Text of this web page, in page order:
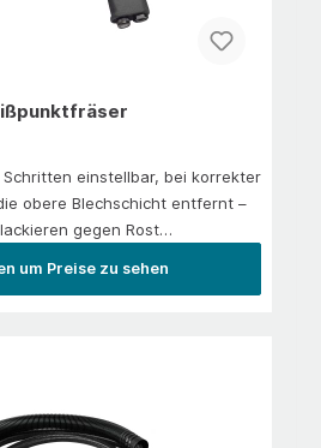
einstellbar, bei korrekter
Blechschicht entfernt –
gegen Rost
Ø 8 mm
um Preise zu sehen